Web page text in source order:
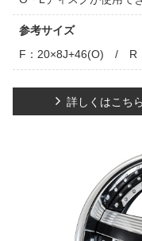
参考サイズ
F：20×8J+46(O) / R
詳しくはこちら